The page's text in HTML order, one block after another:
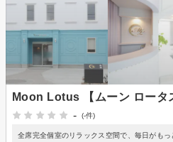
Moon Lotus 【ムーン ロータ
-
(-件)
全席完全個室のリラックス空間で、毎日がもっ